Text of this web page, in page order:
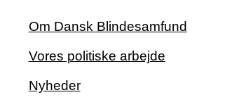
Om Dansk Blindesamfund
Vores politiske arbejde
Nyheder